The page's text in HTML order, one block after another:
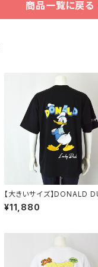
商品一覧に戻る
【大きいサイズ】DONALD
半袖Tシャツ｜メンズ
5 ブラック
¥11,880